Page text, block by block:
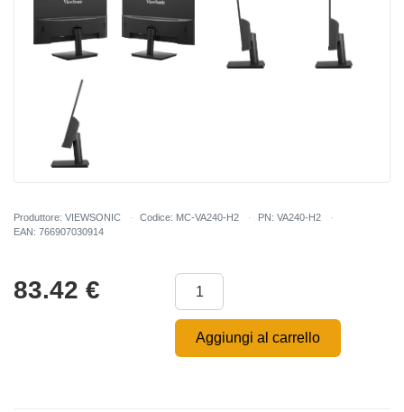
Produttore: VIEWSONIC Codice: MC-VA240-H2
PN: VA240-H2
EAN: 766907030914
83.42 €
Aggiungi al carrello